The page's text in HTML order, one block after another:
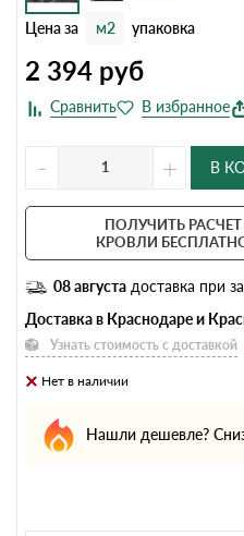
Цена за м2 упаковка
2 394 руб
- + В
ПОЛУЧИТЬ РАСЧЕТ
КРОВЛИ
08 августа доставка при
Доставка в Краснодаре и
Узнать стоимость с доставкой
Нет в наличии
Нашли дешевле?